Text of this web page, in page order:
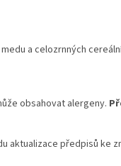
a celozrnných
obsahovat alergeny.
aktualizace předpisů ke